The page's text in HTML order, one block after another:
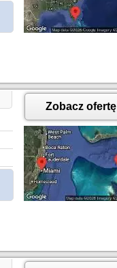
Zobacz ofertę